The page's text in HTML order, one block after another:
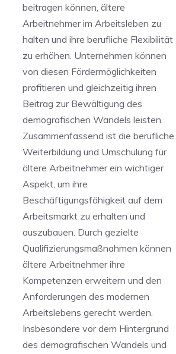
beitragen‍ können, ältere
Arbeitnehmer im Arbeitsleben zu
halten und ihre berufliche Flexibilität
zu erhöhen. Unternehmen ⁣können
von diesen Fördermöglichkeiten
⁢profitieren und⁤ gleichzeitig ihren
‍Beitrag ​zur Bewältigung des
demografischen Wandels leisten.
Zusammenfassend ist die berufliche
Weiterbildung und Umschulung für⁢
ältere Arbeitnehmer ein wichtiger
Aspekt, um ihre
Beschäftigungsfähigkeit auf‍ dem
Arbeitsmarkt zu erhalten und
auszubauen. Durch gezielte
Qualifizierungsmaßnahmen können
ältere Arbeitnehmer ihre
Kompetenzen erweitern und den
Anforderungen des modernen
Arbeitslebens gerecht werden.
Insbesondere vor ​dem Hintergrund‍
des demografischen Wandels und